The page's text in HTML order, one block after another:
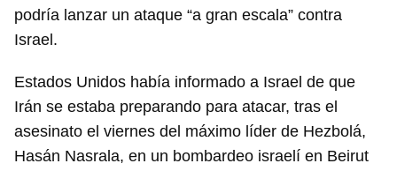
podría lanzar un ataque “a gran escala” contra
Israel.
Estados Unidos había informado a Israel de que
Irán se estaba preparando para atacar, tras el
asesinato el viernes del máximo líder de Hezbolá,
Hasán Nasrala, en un bombardeo israelí en Beirut